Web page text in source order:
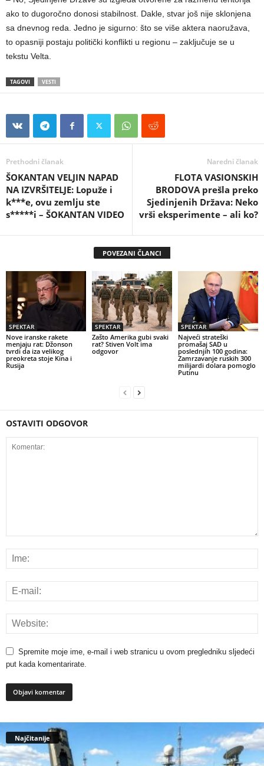
ako to dugoročno donosi stabilnost. Dakle, stvar još nije sklonjena
sa dnevnog reda. Jedno je sigurno: što se više aktera naoružava,
to opasniji postaju politički konflikti u regionu – zaključuje se u
tekstu Velta.
TAGOVI VESTI
Prethodni članak
ŠOKANTAN VELJIN NAPAD
NA IZVRŠITELJE: Lopuže i
k***e, ovu zemlju ste
s*****i – ŠOKANTAN VIDEO
Naredni članak
FLOTA VASIONSKIH
BRODOVA prešla preko
Sjedinjenih Država: Neko
vrši eksperimente – ali ko?
POVEZANI ČLANCI
SPEKTAR
Nove iranske rakete
menjaju rat: Džonson
tvrdi da iza velikog
preokreta stoje Kina i
Rusija
SPEKTAR
Zašto Amerika gubi svaki
rat? Stiven Volt ima
odgovor
SPEKTAR
Najveći strateški
promašaj SAD u
poslednjih 100 godina:
Zamrzavanje ruskih 300
milijardi dolara pomoglo
Putinu
OSTAVITI ODGOVOR
Spremite moje ime, e-mail i web stranicu u ovom pregledniku sljedeći
put kada komentarirate.
Najčitanije